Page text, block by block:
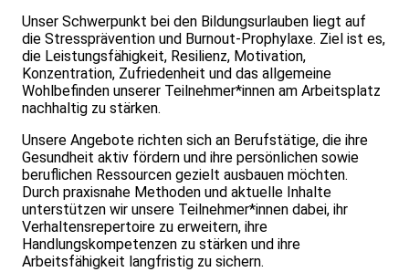
Unser Schwerpunkt bei den Bildungsurlauben liegt auf
die Stressprävention und Burnout-Prophylaxe. Ziel ist es,
die Leistungsfähigkeit, Resilienz, Motivation,
Konzentration, Zufriedenheit und das allgemeine
Wohlbefinden unserer Teilnehmer*innen am Arbeitsplatz
nachhaltig zu stärken.
Unsere Angebote richten sich an Berufstätige, die ihre
Gesundheit aktiv fördern und ihre persönlichen sowie
beruflichen Ressourcen gezielt ausbauen möchten.
Durch praxisnahe Methoden und aktuelle Inhalte
unterstützen wir unsere Teilnehmer*innen dabei, ihr
Verhaltensrepertoire zu erweitern, ihre
Handlungskompetenzen zu stärken und ihre
Arbeitsfähigkeit langfristig zu sichern.